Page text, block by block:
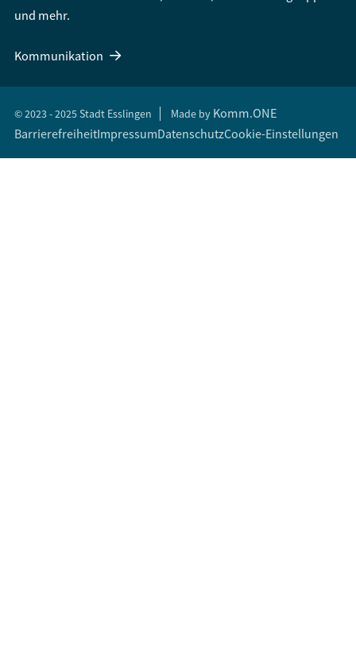
und mehr.
Kommunikation
© 2023 - 2025 Stadt Esslingen Made by Komm.ONE
BarrierefreiheitImpressumDatenschutzCookie-Einstellungen